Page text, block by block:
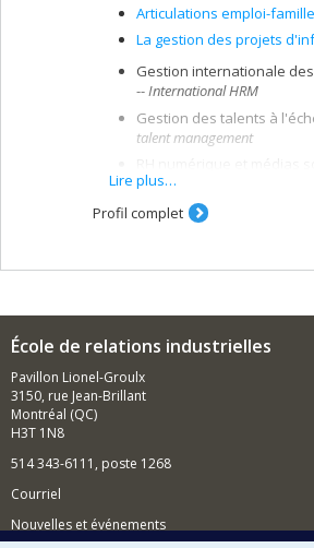
Articulations emploi-famille
La gestion des projets
Gestion internationale
--International HRM
Gestion des talents à
talentmanagement
et sourcing --
recruitment/sourcing
ambassadors
professionnel --Work-
Lire plus…
Profil complet
École de relations industrielles
Pavillon Lionel-Groulx
3150, rue Jean-Brillant
Montréal (QC)
H3T 1N8
514 343-6111, poste 1268
Courriel
Nouvelles et événements